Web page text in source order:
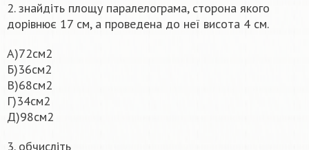
2. знайдіть площу паралелограма, сторона якого
дорівнює 17 см, а проведена до неї висота 4 см.
А)72см2
Б)36см2
В)68см2
Г)34см2
Д)98см2
3. обчисліть